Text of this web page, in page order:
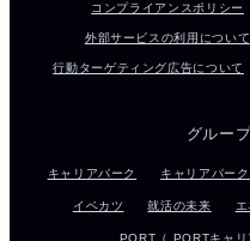
コンプライアンスポリシー
外部サービスの利用について
行動ターゲティング広告について